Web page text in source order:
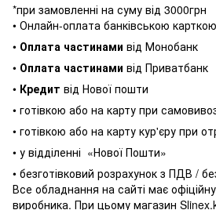
*при замовленні на суму від 3000грн
• Онлайн-оплата банківською
• Оплата частинами від Монобанк
• Оплата частинами від Приватбанк
• Кредит від Нової пошти
• готівкою або на карту при
• готівкою або на карту кур'єру при
• у відділенні «Нової Пошти»
• безготівковий розрахунок з ПДВ /
Все обладнання на сайті має
виробника. При цьому магазин